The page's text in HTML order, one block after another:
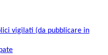
vigilati (da pubblicare in